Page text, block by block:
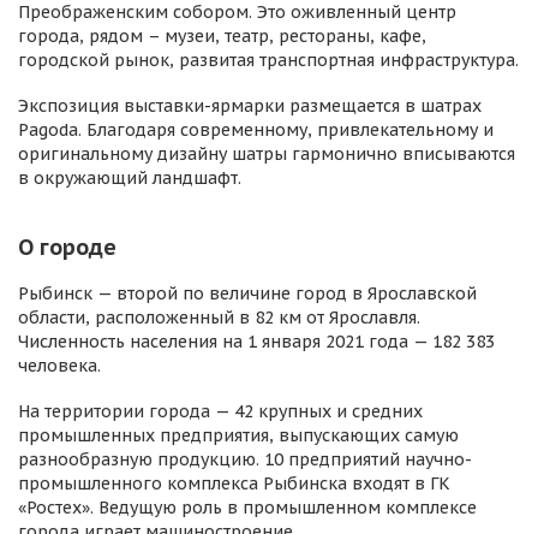
Преображенским собором. Это оживленный центр
города, рядом – музеи, театр, рестораны, кафе,
городской рынок, развитая транспортная инфраструктура.
Экспозиция выставки-ярмарки размещается в шатрах
Pagoda. Благодаря современному, привлекательному и
оригинальному дизайну шатры гармонично вписываются
в окружающий ландшафт.
О городе
Рыбинск — второй по величине город в Ярославской
области, расположенный в 82 км от Ярославля.
Численность населения на 1 января 2021 года — 182 383
человека.
На территории города — 42 крупных и средних
промышленных предприятия, выпускающих самую
разнообразную продукцию. 10 предприятий научно-
промышленного комплекса Рыбинска входят в ГК
«Ростех». Ведущую роль в промышленном комплексе